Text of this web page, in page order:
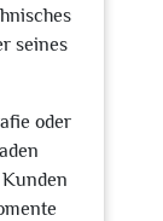
seines
oder